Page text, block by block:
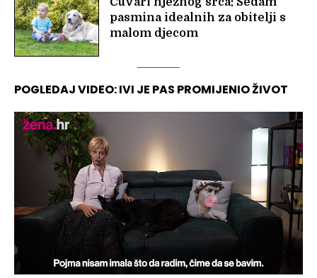
pasmina idealnih za obitelji s
malom djecom
POGLEDAJ VIDEO: IVI JE PAS PROMIJENIO ŽIVOT
Unmute Loaded :
8.12%